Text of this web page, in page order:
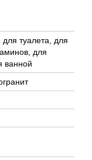
туалета, для
для
ванной